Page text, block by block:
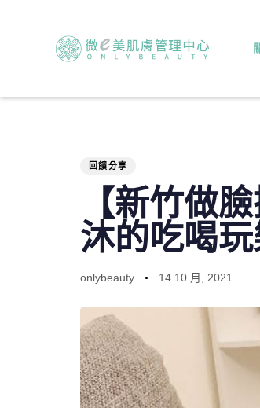
回饋分享
【新竹做
沐的吃喝
onlybeauty 14 10 月, 2021